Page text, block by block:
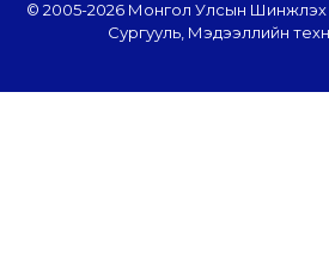
© 2005-2026 Монгол Улсын Шинжлэх
Сургууль, Мэдээллийн